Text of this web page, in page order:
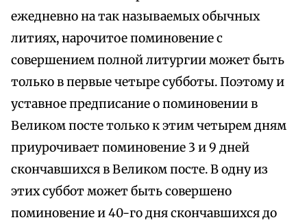
ежедневно на так называемых обычных
литиях, нарочитое поминовение с
совершением полной литургии может быть
только в первые четыре субботы. Поэтому и
уставное предписание о поминовении в
Великом посте только к этим четырем дням
приурочивает поминовение 3 и 9 дней
скончавшихся в Великом посте. В одну из
этих суббот может быть совершено
поминовение и 40-го дня скончавшихся до